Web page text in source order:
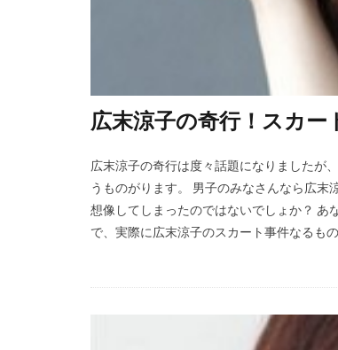
広末涼子の奇行！スカー
広末涼子の奇行は度々話題になりましたが
うものがります。 男子のみなさんなら広
想像してしまったのではないでしょか？ あ
で、実際に広末涼子のスカート事件なるも